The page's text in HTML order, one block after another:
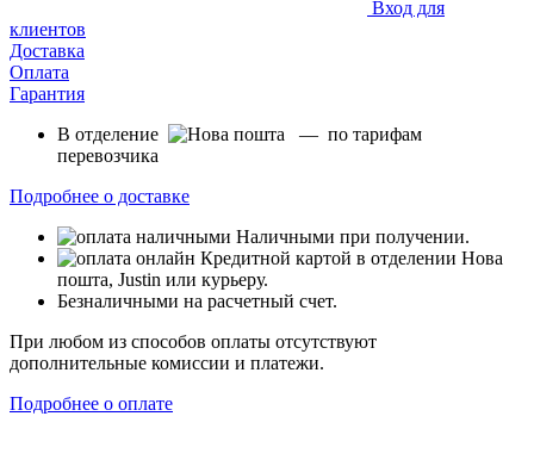
Вход для
клиентов
Доставка
Оплата
Гарантия
В отделение
— по тарифам
перевозчика
Подробнее о доставке
Наличными при получении.
Кредитной картой в отделении Нова
пошта, Justin или курьеру.
Безналичными на расчетный счет.
При любом из способов оплаты отсутствуют
дополнительные комиссии и платежи.
Подробнее о оплате